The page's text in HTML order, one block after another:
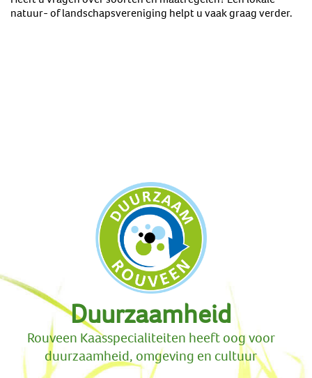
natuur- of landschapsvereniging helpt u vaak graag verder.
Duurzaamheid
Rouveen Kaasspecialiteiten heeft oog voor
duurzaamheid, omgeving en cultuur